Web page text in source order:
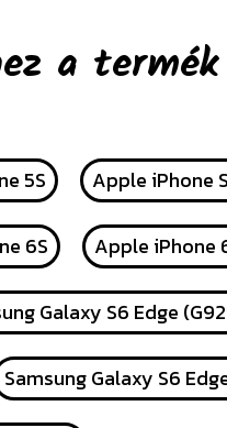
a termék
5S Apple iPhone
6S Apple iPhone
Galaxy S6 Edge
Samsung Galaxy S6